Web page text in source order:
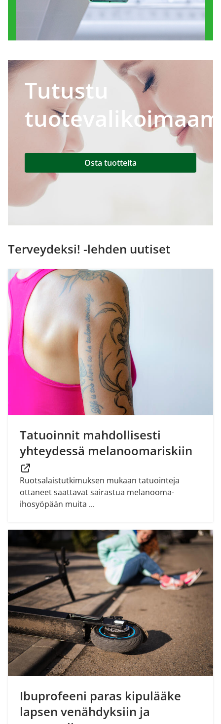
Tutustu
Osta tuotteita
Terveydeksi! -lehden uutiset
Tatuoinnit mahdollisesti
yhteydessä melanoomariskiin
Ruotsalaistutkimuksen mukaan tatuointeja
ottaneet saattavat sairastua melanooma-
ihosyöpään muita ...
Ibuprofeeni paras kipulääke
lapsen venähdyksiin ja